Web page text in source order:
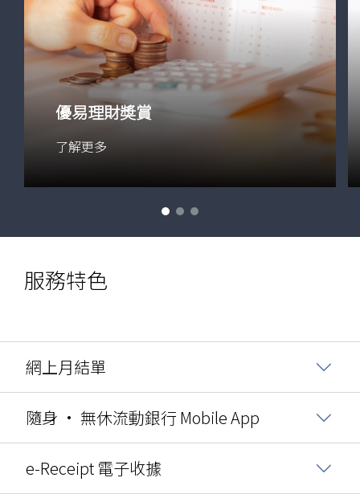
優易理財奬賞
了解更多
服務特色
網上月結單
隨身 • 無休流動銀行 Mobile App
e-Receipt 電子收據